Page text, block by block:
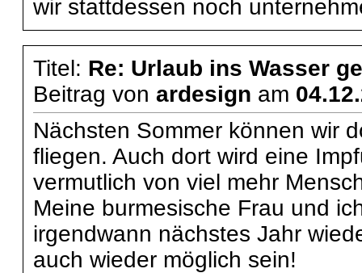
wir stattdessen noch
Titel: Re: Urlaub ins Wasser
Beitrag von ardesign am
Nächsten Sommer können wir
fliegen. Auch dort wird eine
vermutlich von viel mehr
Meine burmesische Frau und
irgendwann nächstes Jahr
auch wieder möglich sein!